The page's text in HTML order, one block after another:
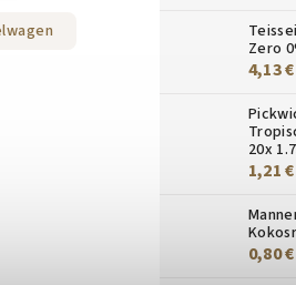
Zero
4,13 €
20x
1,21 €
0,80 €